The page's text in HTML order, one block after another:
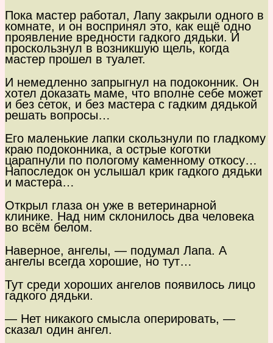
Пока мастер работал, Лапу закрыли одного в
комнате, и он воспринял это, как ещё одно
проявление вредности гадкого дядьки. И
проскользнул в возникшую щель, когда
мастер прошел в туалет.
И немедленно запрыгнул на подоконник. Он
хотел доказать маме, что вполне себе может
и без сеток, и без мастера с гадким дядькой
решать вопросы…
Его маленькие лапки скользнули по гладкому
краю подоконника, а острые коготки
царапнули по пологому каменному откосу…
Напоследок он услышал крик гадкого дядьки
и мастера…
Открыл глаза он уже в ветеринарной
клинике. Над ним склонилось два человека
во всём белом.
Наверное, ангелы, — подумал Лапа. А
ангелы всегда хорошие, но тут…
Тут среди хороших ангелов появилось лицо
гадкого дядьки.
— Нет никакого смысла оперировать, —
сказал один ангел.